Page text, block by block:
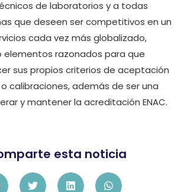
de laboratorios y a todas
que deseen ser competitivos en un
cada vez más globalizado,
elementos razonados para que
sus propios criterios de aceptación
calibraciones, además de ser una
y mantener la acreditación ENAC.
esta noticia